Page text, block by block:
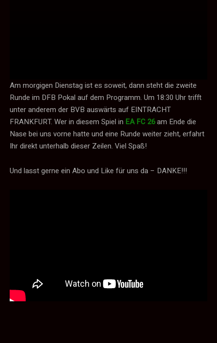
Am morgigen Dienstag ist es soweit, dann steht die zweite
Runde im DFB Pokal auf dem Programm. Um 18:30 Uhr trifft
unter anderem der BVB auswärts auf EINTRACHT
FRANKFURT. Wer in diesem Spiel in EA FC 26am Ende die
Nase bei uns vorne hatte und eine Runde weiter zieht, erfahrt
Ihr direkt unterhalb dieser Zeilen. Viel Spaß!
Und lasst gerne ein Abo und Like für uns da – DANKE!!!